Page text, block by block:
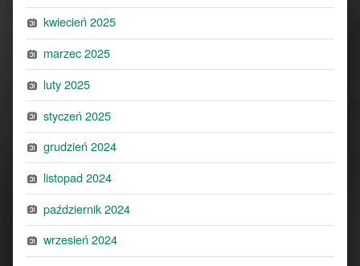
kwiecień 2025
marzec 2025
luty 2025
styczeń 2025
grudzień 2024
listopad 2024
październik 2024
wrzesień 2024